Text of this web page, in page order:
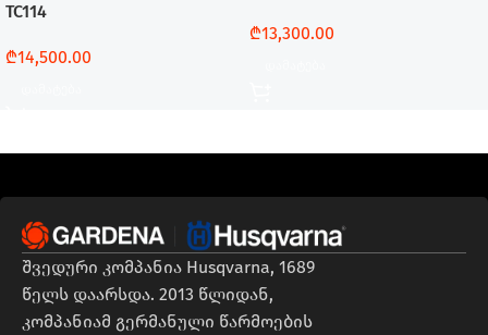
TC114
₾14,500.00
₾13,300.00
შვედური კომპანია Husqvarna, 1689
წელს დაარსდა. 2013 წლიდან,
კომპანიამ გერმანული წარმოების